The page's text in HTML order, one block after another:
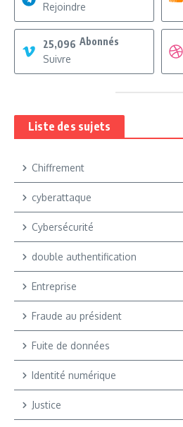
Rejoindre
25,096 Abonnés
Suivre
Liste des sujets
Chiffrement
cyberattaque
Cybersécurité
double authentification
Entreprise
Fraude au président
Fuite de données
Identité numérique
Justice